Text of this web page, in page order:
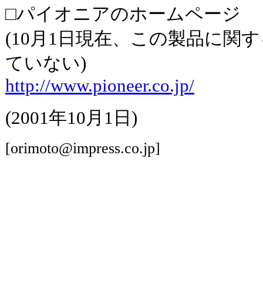
□パイオニアのホームページ
(10月1日現在、この製品に関
ていない)
http://www.pioneer.co.jp/
(2001年10月1日)
[orimoto@impress.co.jp]